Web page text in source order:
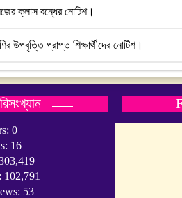
ক্লাস বন্ধের নোটিশ।
উপবৃত্তি প্রাপ্ত শিক্ষার্থীদের নোটিশ।
0
16
102,791
53